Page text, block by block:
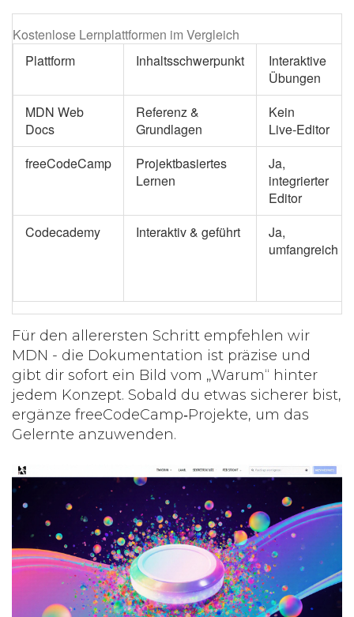
Kostenlose Lernplattformen im Vergleich
Plattform
Inhaltsschwerpunkt
Interaktive
Übungen
MDN Web
Docs
Referenz &
Grundlagen
Kein
Live‑Editor
freeCodeCamp
Projektbasiertes
Lernen
Ja,
integrierter
Editor
Codecademy
Interaktiv & geführt
Ja,
umfangreich
Für den allerersten Schritt empfehlen wir
MDN - die Dokumentation ist präzise und
gibt dir sofort ein Bild vom „Warum“ hinter
jedem Konzept. Sobald du etwas sicherer bist,
ergänze freeCodeCamp‑Projekte, um das
Gelernte anzuwenden.